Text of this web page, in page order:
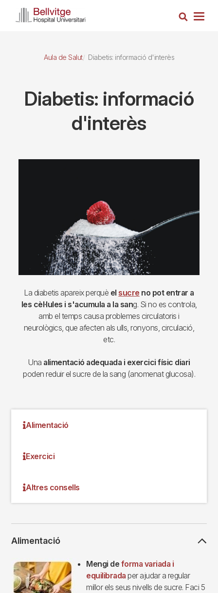
Cerca
Aula de Salut Diabetis: informació d'interès
Diabetis: informació
d'interès
La diabetis apareix perquè el sucre no pot entrar a
les cèl·lules i s'acumula a la sang. Si no es controla,
amb el temps causa problemes circulatoris i
neurològics, que afecten als ulls, ronyons, circulació,
etc.
Una alimentació adequada i exercici físic diari
poden reduir el sucre de la sang (anomenat glucosa).
Alimentació
Exercici
Altres consells
Alimentació
Imagen Mengi de forma variada i
equilibrada per ajudar a regular
millor els seus nivells de sucre. Faci 5